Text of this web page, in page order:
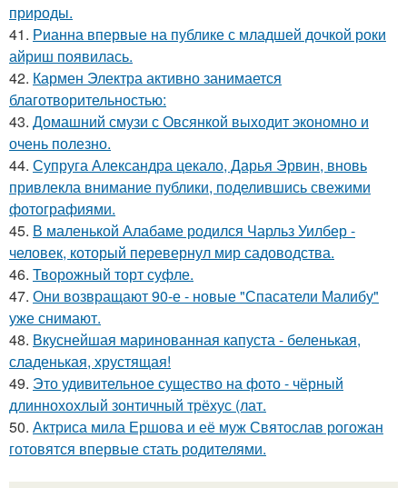
природы.
41. Рианна впервые на публике с младшей дочкой роки
айриш появилась.
42. Кармен Электра активно занимается
благотворительностью:
43. Домашний смузи с Овсянкой выходит экономно и
очень полезно.
44. Супруга Александра цекало, Дарья Эрвин, вновь
привлекла внимание публики, поделившись свежими
фотографиями.
45. В маленькой Алабаме родился Чарльз Уилбер -
человек, который перевернул мир садоводства.
46. Творожный торт суфле.
47. Они возвращают 90-е - новые "Спасатели Малибу"
уже снимают.
48. Вкуснейшая маринованная капуста - беленькая,
сладенькая, хрустящая!
49. Это удивительное существо на фото - чёрный
длиннохохлый зонтичный трёхус (лат.
50. Актриса мила Ершова и её муж Святослав рогожан
готовятся впервые стать родителями.